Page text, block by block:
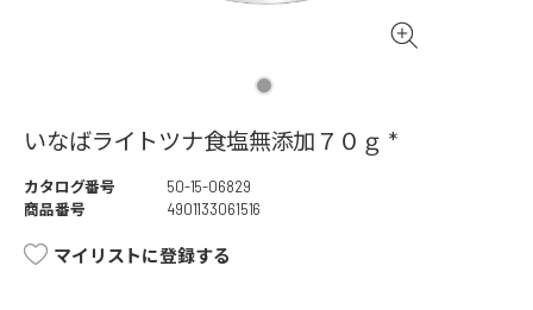
いなばライトツナ食塩無添加７０ｇ *
カタログ番号
50-15-06829
商品番号
4901133061516
マイリストに登録する